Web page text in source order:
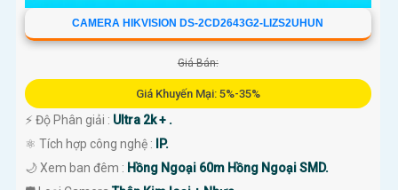
CAMERA HIKVISION DS-2CD2643G2-LIZS2UHUN
Giá Bán:
Giá Khuyến Mại: 5%-35%
️⚡ Độ Phân giải : Ultra 2k + .
⚛️ Tích hợp công nghệ : IP.
🌙 Xem ban đêm : Hồng Ngoại 60m Hồng Ngoại SMD.